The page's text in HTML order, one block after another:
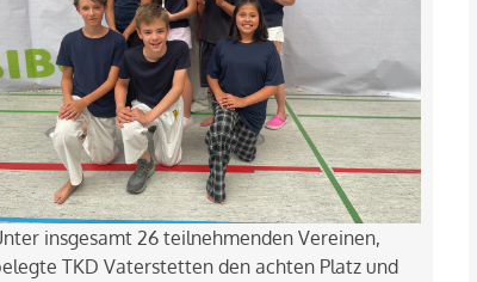
insgesamt 26 teilnehmenden Vereinen,
TKD Vaterstetten den achten Platz und